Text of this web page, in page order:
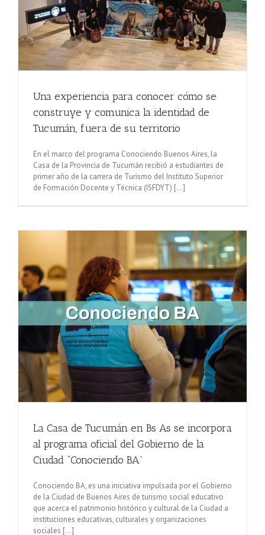
Una experiencia para conocer cómo se
construye y comunica la identidad de
Tucumán, fuera de su territorio
En el marco del programa Conociendo Buenos Aires, la
Casa de la Provincia de Tucumán recibió a estudiantes de
primer año de la carrera de Turismo del Instituto Superior
de Formación Docente y Técnica (ISFDYT) [...]
La Casa de Tucumán en Bs As se incorpora
al programa oficial del Gobierno de la
Ciudad “Conociendo BA”
Conociendo BA, es una iniciativa impulsada por el Gobierno
de la Ciudad de Buenos Aires de turismo social educativo
que acerca el patrimonio histórico y cultural de la Ciudad a
instituciones educativas, culturales y organizaciones
sociales [...]